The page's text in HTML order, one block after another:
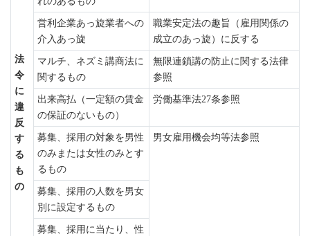
法
令
に
違
反
す
る
も
の
営利企業あっ旋業者への
介入あっ旋
職業安定法の趣旨（雇用関係の
成立のあっ旋）に反する
マルチ、ネズミ講商法に
関するもの
無限連鎖講の防止に関する法律
参照
出来高払（一定額の賃金
の保証のないもの）
労働基準法27条参照
募集、採用の対象を男性
のみまたは女性のみとす
るもの
男女雇用機会均等法参照
募集、採用の人数を男女
別に設定するもの
募集、採用に当たり、性